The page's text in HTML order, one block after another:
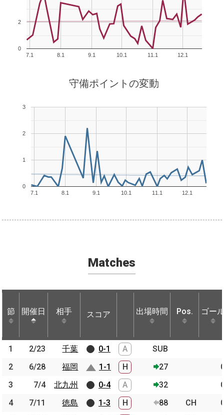
7.1 8.1 9.1 10.1 11.1 12.1
0
2
守備ポイントの変動
7.1 8.1 9.1 10.1 11.1 12.1
0
1
2
3
Matches
節 開催日 相手 スコア 出場時間 Pos. ゴー
節 開催日 相手 スコア 出場時間
1 2/23 千葉 0-1 A
SUB
2
6/28 福岡 1-1 H 27
3
7/4 北九州 0-4 A 32
4
7/11 徳島 1-3 H 88 CH
節 開催日 相手
1 2/23
千葉
2
6/28
福岡
3
7/4
北九州
4
7/11
徳島